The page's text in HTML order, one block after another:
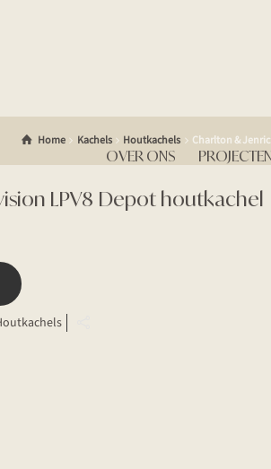
OVER ONS
Home Kachels Houtkachels Charlton &
LPV8 Depot houtkachel